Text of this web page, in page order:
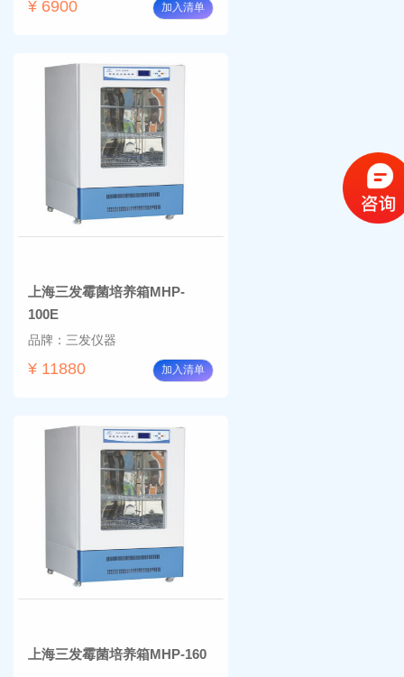
¥ 6900 加入清单
上海三发霉菌培养箱MHP-
100E
品牌：三发仪器
¥ 11880 加入清单
上海三发霉菌培养箱MHP-160